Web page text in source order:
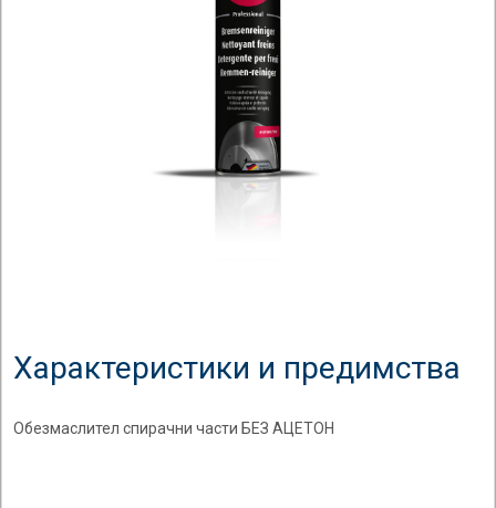
Характеристики и предимства
Обезмаслител спирачни части БЕЗ АЦЕТОН